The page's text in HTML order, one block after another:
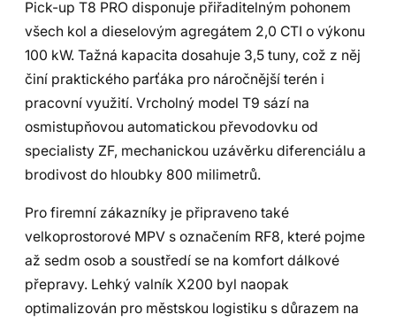
Pick-up T8 PRO disponuje přiřaditelným pohonem
všech kol a dieselovým agregátem 2,0 CTI o výkonu
100 kW. Tažná kapacita dosahuje 3,5 tuny, což z něj
činí praktického parťáka pro náročnější terén i
pracovní využití. Vrcholný model T9 sází na
osmistupňovou automatickou převodovku od
specialisty ZF, mechanickou uzávěrku diferenciálu a
brodivost do hloubky 800 milimetrů.
Pro firemní zákazníky je připraveno také
velkoprostorové MPV s označením RF8, které pojme
až sedm osob a soustředí se na komfort dálkové
přepravy. Lehký valník X200 byl naopak
optimalizován pro městskou logistiku s důrazem na